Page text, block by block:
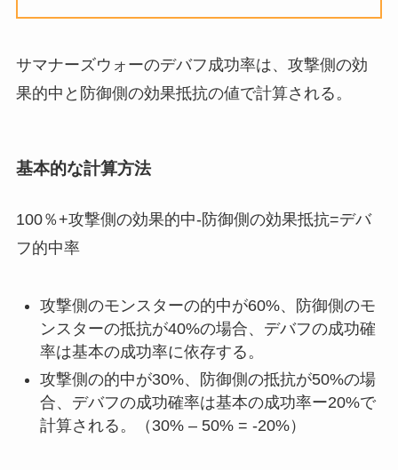
サマナーズウォーのデバフ成功率は、攻撃側の効
果的中と防御側の効果抵抗の値で計算される。
基本的な計算方法
100％+攻撃側の効果的中-防御側の効果抵抗=デバ
フ的中率
攻撃側のモンスターの的中が60%、防御側のモ
ンスターの抵抗が40%の場合、デバフの成功確
率は基本の成功率に依存する。
攻撃側の的中が30%、防御側の抵抗が50%の場
合、デバフの成功確率は基本の成功率ー20%で
計算される。（30% – 50% = -20%）